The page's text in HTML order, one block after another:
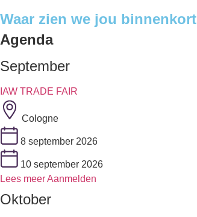
Waar zien we jou binnenkort
Agenda
September
IAW TRADE FAIR
Cologne
8 september 2026
10 september 2026
Lees meerAanmelden
Oktober